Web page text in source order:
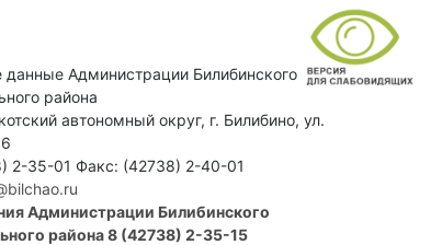
данные Администрации Билибинского
района
автономный округ, г. Билибино, ул.
2-35-01 Факс: (42738) 2-40-01
Администрации Билибинского
района 8 (42738) 2-35-15